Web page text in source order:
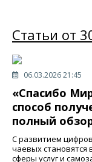
Статьи от
06.03.2026 21:45
«Спасибо
способ
полный
С развитием
чаевых становятся
сферы услуг и